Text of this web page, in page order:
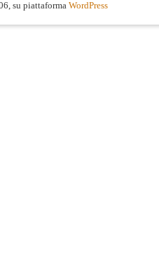
su piattaforma WordPress